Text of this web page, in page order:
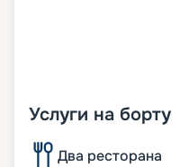
Услуги на борту
Два ресторана